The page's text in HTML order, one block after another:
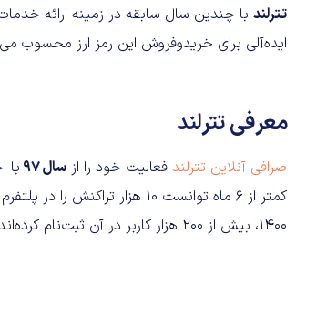
تترلند با چندین سال سابقه در زمینه ارائه
ایده‌آلی برای خریدوفروش این رمز ارز محسوب
معرفی تترلند
صرافی آنلاین تترلند فعالیت خود را از سال ۹۷
با
کمتر از ۶ ماه توانست ۱۰
۱۴۰۰، بیش از ۲۰۰ هزار کاربر در آن ثبت‌نام کرده‌اند و از خدمات ارائه‌شده بهره می‌برند.